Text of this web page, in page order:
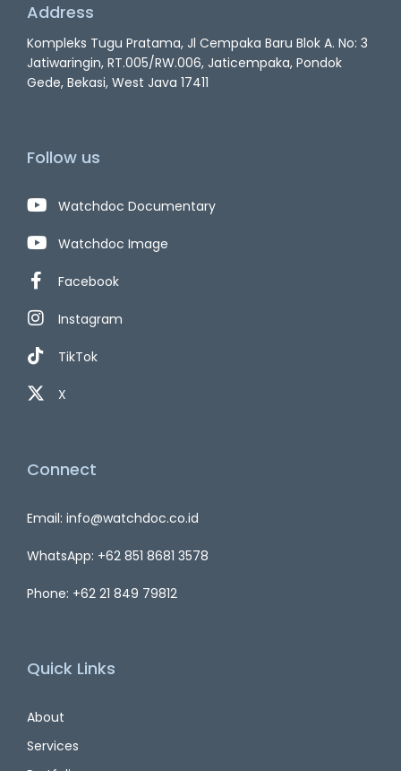
Address
Kompleks Tugu Pratama, Jl Cempaka Baru Blok A. No: 3
Jatiwaringin, RT.005/RW.006, Jaticempaka, Pondok
Gede, Bekasi, West Java 17411
Follow us
Watchdoc Documentary
Watchdoc Image
Facebook
Instagram
TikTok
X
Connect
Email: info@watchdoc.co.id
WhatsApp: +62 851 8681 3578
Phone: +62 21 849 79812
Quick Links
About
Services